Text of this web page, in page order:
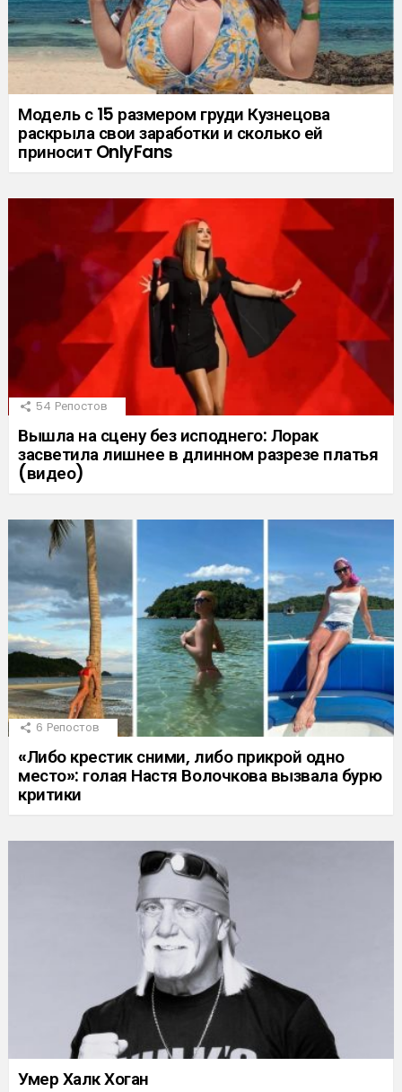
Модель с 15 размером груди Кузнецова
раскрыла свои заработки и сколько ей
приносит OnlyFans
54 Репостов
Вышла на сцену без исподнего: Лорак
засветила лишнее в длинном разрезе платья
(видео)
6 Репостов
«Либо крестик сними, либо прикрой одно
место»: голая Настя Волочкова вызвала бурю
критики
Умер Халк Хоган